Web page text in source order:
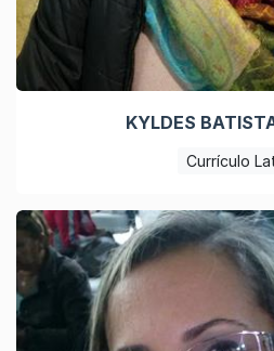
KYLDES
Currículo